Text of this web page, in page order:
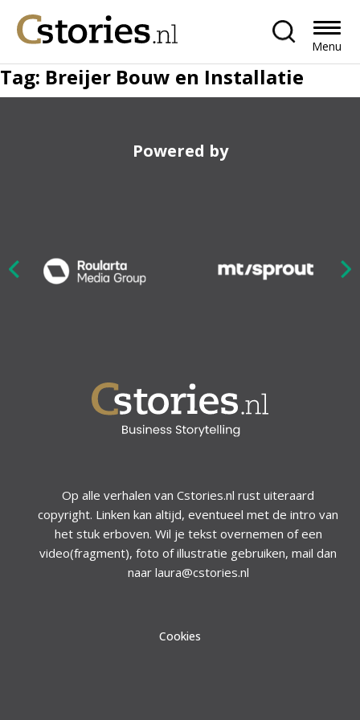
Menu
Tag: Breijer Bouw en Installatie
Powered by
Op alle verhalen van Cstories.nl rust uiteraard
copyright. Linken kan altijd, eventueel met de intro van
het stuk erboven. Wil je tekst overnemen of een
video(fragment), foto of illustratie gebruiken, mail dan
naar laura@cstories.nl
Cookies